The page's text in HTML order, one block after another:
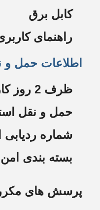
کابل برق
راهنمای
اطلاعات حمل و
ظرف 2 روز کاری
حمل و نقل
شماره ردیابی
بسته بندی
پرسش های مکرر